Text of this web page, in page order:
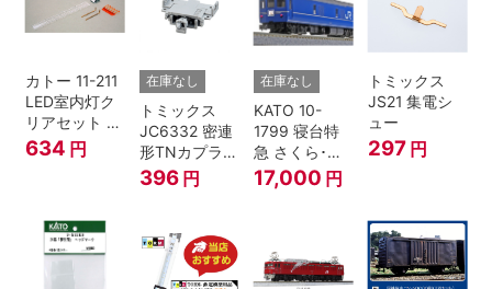
カトー 11-211
LED室内灯ク
リアセット N
ゲージ
634 円
在庫なし
トミックス
JC6332 密連
形TNカプラー
(SPグレー電
連付・211系)
396 円
在庫なし
KATO 10-
1799 寝台特
急 さくら･は
やぶさ/富士
24系 9両セッ
17,000 円
トミックス
JS21 集電シ
ュー
297 円